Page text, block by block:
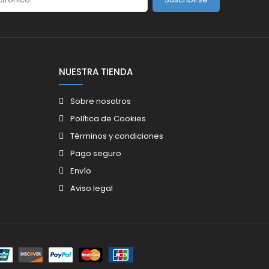
NUESTRA TIENDA
Sobre nosotros
Política de Cookies
Términos y condiciones
Pago seguro
Envío
Aviso legal